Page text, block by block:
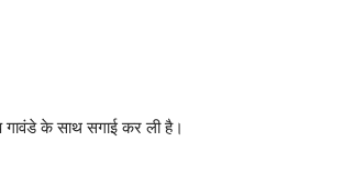
गावंडे के साथ सगाई कर ली है।